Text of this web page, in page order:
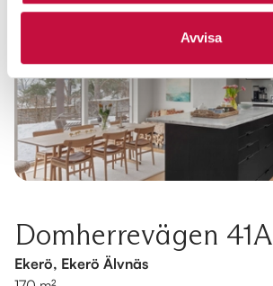
Avvisa
Domherrevägen 41A
Ekerö, Ekerö Älvnäs